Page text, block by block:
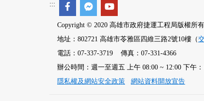
:::
Copyright © 2020 高雄市政府捷運工程局版權所有
地址：802721 高雄市苓雅區四維三路2號10樓（
電話：07-337-3719 傳真：07-331-4366
辦公時間：週一至週五 上午 08:00 ~ 12:00 下午：
隱私權及網站安全政策
網站資料開放宣告